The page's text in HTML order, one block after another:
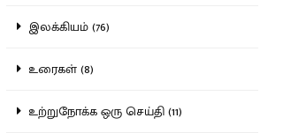
இலக்கியம் (76)
உரைகள் (8)
உற்றுநோக்க ஒரு செய்தி (11)